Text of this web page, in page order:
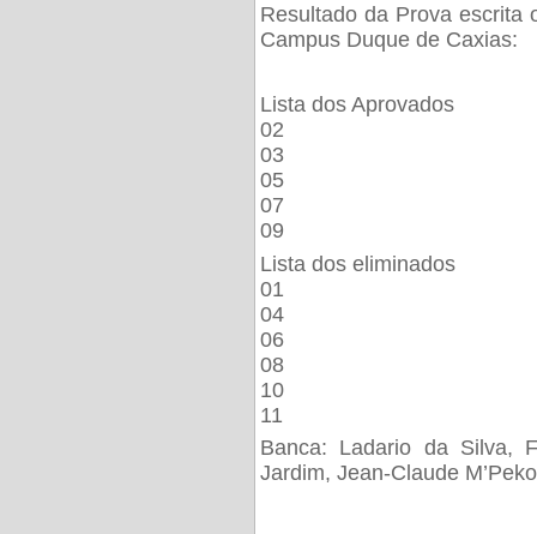
Resultado da Prova escrita
Campus Duque de Caxias:
Lista dos Aprovados
02
03
05
07
09
Lista dos eliminados
01
04
06
08
10
11
Banca: Ladario da Silva,
Jardim, Jean-Claude M’Peko